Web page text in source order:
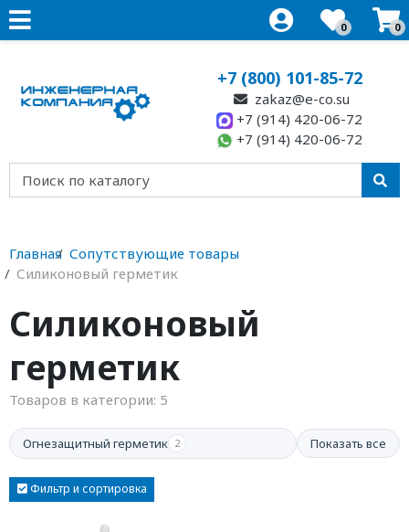
0 0
+7 (800) 101-85-72
zakaz@e-co.su
+7 (914) 420-06-72
+7 (914) 420-06-72
Главная Сопутствующие товары
Силиконовый герметик
Силиконовый
герметик
Товаров в категории: 5
Огнезащитный герметик 2 Показать все
Фильтр и сортировка